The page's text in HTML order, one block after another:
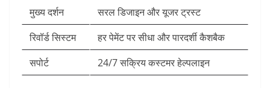
मुख्य दर्शन
सरल डिजाइन और यूजर ट्रस्ट
रिवॉर्ड सिस्टम
हर पेमेंट पर सीधा और पारदर्शी कैशबैक
सपोर्ट
24/7 सक्रिय कस्टमर हेल्पलाइन